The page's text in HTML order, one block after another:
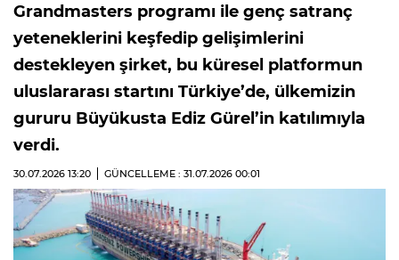
Grandmasters programı ile genç satranç
yeteneklerini keşfedip gelişimlerini
destekleyen şirket, bu küresel platformun
uluslararası startını Türkiye’de, ülkemizin
gururu Büyükusta Ediz Gürel’in katılımıyla
verdi.
30.07.2026 13:20 GÜNCELLEME : 31.07.2026 00:01